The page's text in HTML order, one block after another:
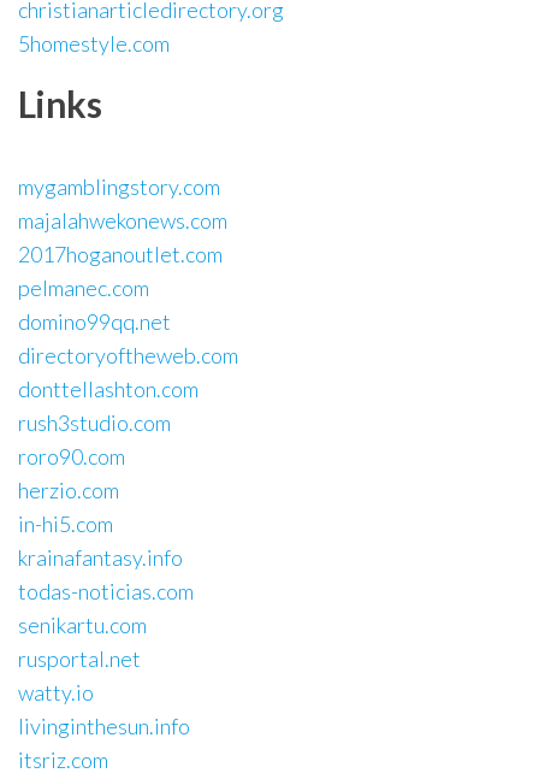
christianarticledirectory.org
5homestyle.com
Links
mygamblingstory.com
majalahwekonews.com
2017hoganoutlet.com
pelmanec.com
domino99qq.net
directoryoftheweb.com
donttellashton.com
rush3studio.com
roro90.com
herzio.com
in-hi5.com
krainafantasy.info
todas-noticias.com
senikartu.com
rusportal.net
watty.io
livinginthesun.info
itsriz.com